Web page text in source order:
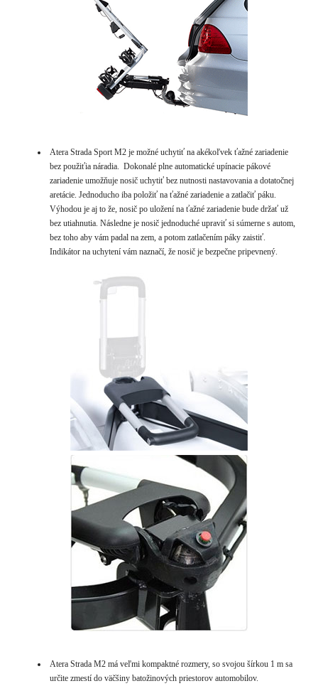
Atera Strada Sport M2 je možné uchytiť na akékoľvek ťažné zariadenie
bez použiťia náradia. Dokonalé plne automatické upínacie pákové
zariadenie umožňuje nosič uchytiť bez nutnosti nastavovania a dotatočnej
aretácie. Jednoducho iba položiť na ťažné zariadenie a zatlačiť páku.
Výhodou je aj to že, nosič po uložení na ťažné zariadenie bude držať už
bez utiahnutia. Následne je nosič jednoduché upraviť si súmerne s autom,
bez toho aby vám padal na zem, a potom zatlačením páky zaistiť.
Indikátor na uchytení vám naznačí, že nosič je bezpečne pripevnený.
Atera Strada M2 má veľmi kompaktné rozmery, so svojou šírkou 1 m sa
určite zmestí do väčšiny batožinových priestorov automobilov.